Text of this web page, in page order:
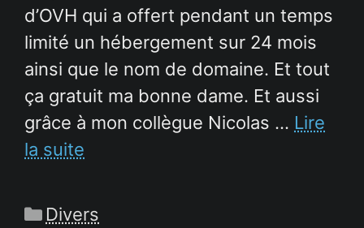
d’OVH qui a offert pendant un temps
limité un hébergement sur 24 mois
ainsi que le nom de domaine. Et tout
ça gratuit ma bonne dame. Et aussi
grâce à mon collègue Nicolas … Lire
la suite
Catégories
Divers